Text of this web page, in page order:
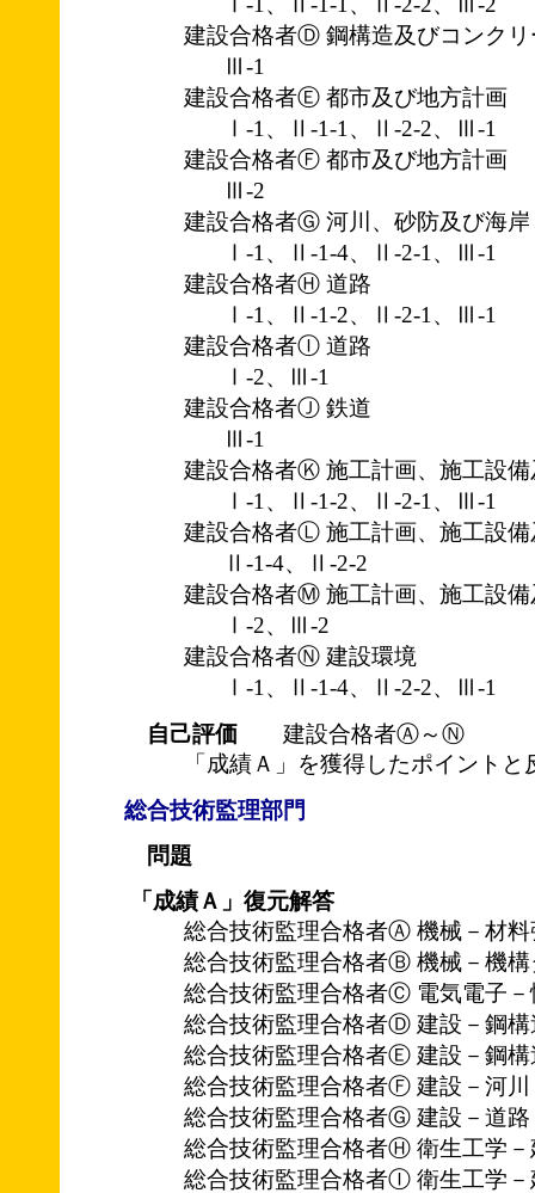
建設合格者Ⓓ 鋼構造及びコンクリ
Ⅲ-1
建設合格者Ⓔ 都市及び地方計画
Ⅰ-1、Ⅱ-1-1、Ⅱ-2-2、Ⅲ-1
建設合格者Ⓕ 都市及び地方計画
Ⅲ-2
建設合格者Ⓖ 河川、砂防及び海岸
Ⅰ-1、Ⅱ-1-4、Ⅱ-2-1、Ⅲ-1
建設合格者Ⓗ 道路
Ⅰ-1、Ⅱ-1-2、Ⅱ-2-1、Ⅲ-1
建設合格者Ⓘ 道路
Ⅰ-2、Ⅲ-1
建設合格者Ⓙ 鉄道
Ⅲ-1
建設合格者Ⓚ 施工計画、施工設備
Ⅰ-1、Ⅱ-1-2、Ⅱ-2-1、Ⅲ-1
建設合格者Ⓛ 施工計画、施工設備
Ⅱ-1-4、Ⅱ-2-2
建設合格者Ⓜ 施工計画、施工設備
Ⅰ-2、Ⅲ-2
建設合格者Ⓝ 建設環境
Ⅰ-1、Ⅱ-1-4、Ⅱ-2-2、Ⅲ-1
自己評価 建設合格者Ⓐ～Ⓝ
「成績Ａ」を獲得したポイントと
総合技術監理部門
問題
「成績Ａ」復元解答
総合技術監理合格者Ⓐ 機械－材料
総合技術監理合格者Ⓑ 機械－機構
総合技術監理合格者Ⓒ 電気電子－
総合技術監理合格者Ⓓ 建設－鋼構
総合技術監理合格者Ⓔ 建設－鋼構
総合技術監理合格者Ⓕ 建設－河川
総合技術監理合格者Ⓖ 建設－道路
総合技術監理合格者Ⓗ 衛生工学－
総合技術監理合格者Ⓘ 衛生工学－